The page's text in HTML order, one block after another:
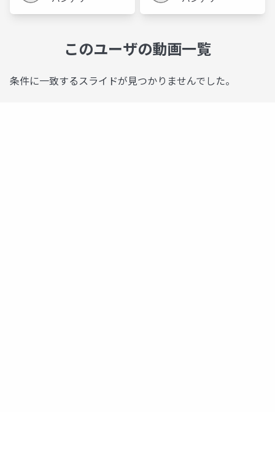
このユーザの動画一覧
条件に一致するスライドが見つかりませんでした。